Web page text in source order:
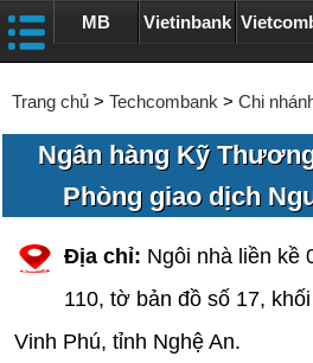
MB Vietinbank
Trang chủ > Techcombank > Chi
Ngân hàng Kỹ
Phòng giao dịch
Địa chỉ: Ngôi nhà liền kề
110, tờ bản đồ số 17,
Vinh Phú, tỉnh Nghệ An.